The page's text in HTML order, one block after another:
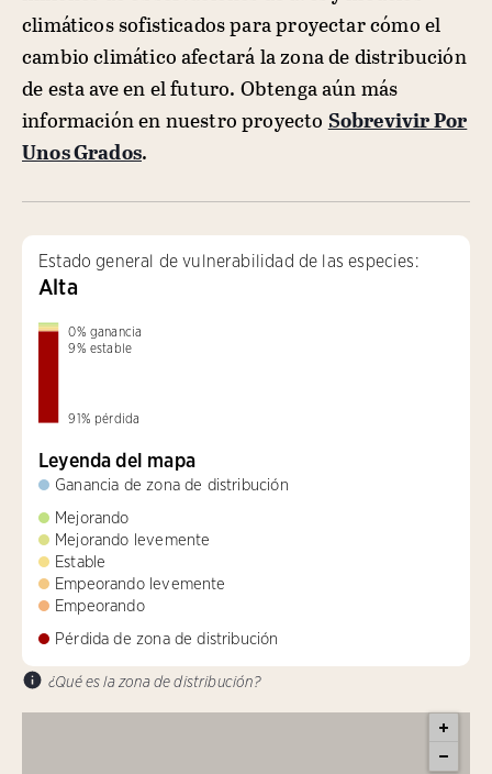
climáticos sofisticados para proyectar cómo el
cambio climático afectará la zona de distribución
de esta ave en el futuro. Obtenga aún más
información en nuestro proyecto Sobrevivir Por
Unos Grados.
Estado general de vulnerabilidad de las especies:
Alta
0% ganancia
9% estable
91% pérdida
Leyenda del mapa
Ganancia de zona de distribución
Mejorando
Mejorando levemente
Estable
Empeorando levemente
Empeorando
Pérdida de zona de distribución
¿Qué es la zona de distribución?